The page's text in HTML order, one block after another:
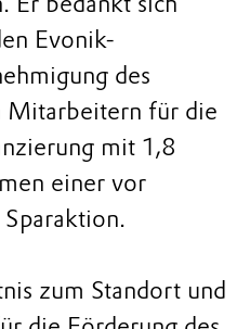
Evonik-
des
Mitarbeitern für die
mit 1,8
einer vor
zum Standort und